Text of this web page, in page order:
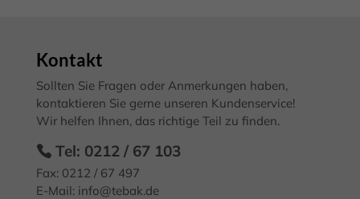
Kontakt
Sollten Sie Fragen oder Anmerkungen haben,
kontaktieren Sie gerne unseren Kundenservice!
Wir helfen Ihnen, das richtige Teil zu finden.
Tel: 0212 / 67 103
Fax: 0212 / 67 497
E-Mail: info@tebak.de
Inhalte von Videoplattformen und Social-Media-Plattformen werden
standardmäßig blockiert. Wenn Cookies von externen Medien akzeptiert
werden, bedarf der Zugriff auf diese Inhalte keiner manuellen
Einwilligung mehr.
Cookie-Informationen anzeigen